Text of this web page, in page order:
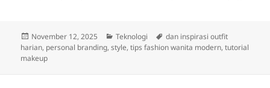
Posted
on
November 12, 2025 Categories
Teknologi Tags
dan inspirasi outfit
harian, personal branding,style,tips fashion wanita modern,tutorial
makeup